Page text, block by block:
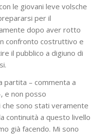
le giovani leve volsche
per il
dopo aver rotto
confronto costruttivo e
il pubblico a digiuno di
partita – commenta a
e non posso
sono stati veramente
continuità a questo livello
già facendo. Mi sono